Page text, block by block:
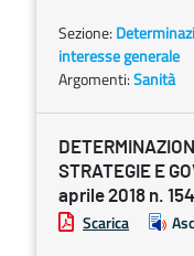
Sezione:
interesse generale
Argomenti:Sanità
STRATEGIE E
aprile 2018 n. 154
Scarica